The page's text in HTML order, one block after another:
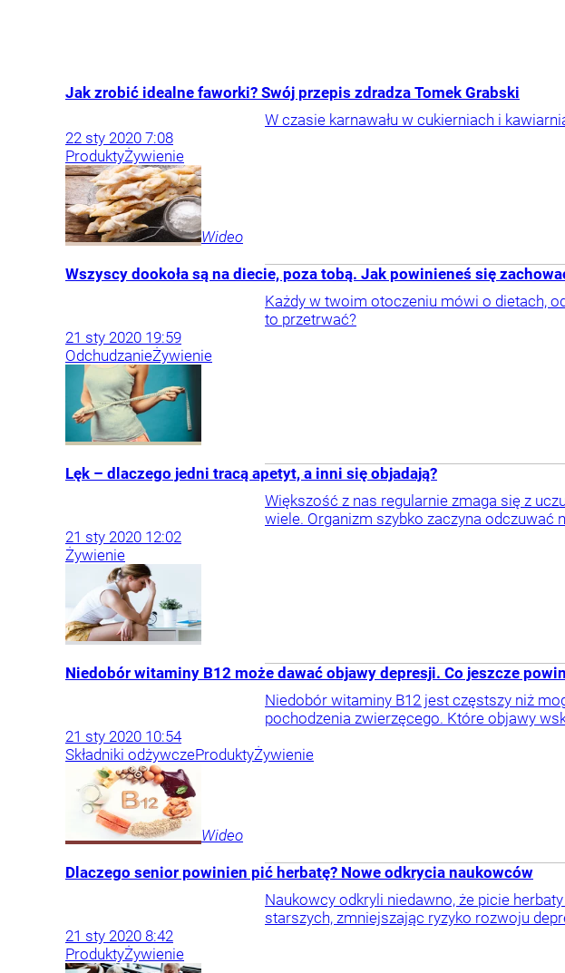
Jak zrobić idealne faworki? Swój przepis zdradza Tomek Grabski
W czasie karnawału w cukierniach i
22 sty 2020 7:08
ProduktyŻywienie
Wideo
Wszyscy dookoła są na diecie, poza tobą. Jak powinieneś się
Każdy w twoim otoczeniu mówi o dietach,
to przetrwać?
21 sty 2020 19:59
OdchudzanieŻywienie
Lęk – dlaczego jedni tracą apetyt, a inni się objadają?
Większość z nas regularnie zmaga się z
wiele. Organizm szybko zaczyna odczuwać
21 sty 2020 12:02
Żywienie
Niedobór witaminy B12 może dawać objawy depresji. Co jeszcze
Niedobór witaminy B12 jest częstszy niż
pochodzenia zwierzęcego. Które objawy
21 sty 2020 10:54
Składniki odżywczeProduktyŻywienie
Wideo
Dlaczego senior powinien pić herbatę? Nowe odkrycia naukowców
Naukowcy odkryli niedawno, że picie
starszych, zmniejszając ryzyko rozwoju
21 sty 2020 8:42
ProduktyŻywienie